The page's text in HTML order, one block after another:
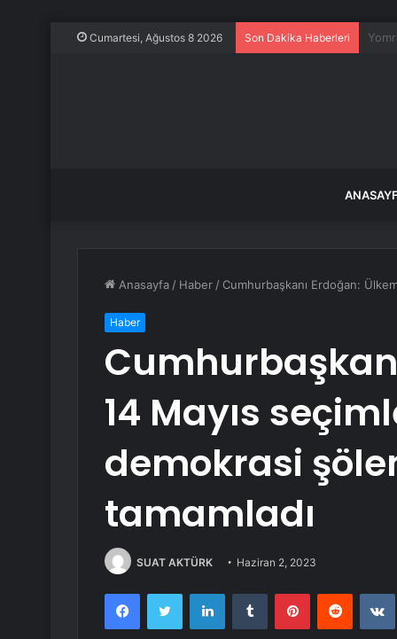
Cumartesi, Ağustos 8 2026 Son Dakika Haberleri
Anasayfa / Haber / Cumhurbaşkanı Erdoğan:
Haber
14 Mayıs
demokrasi
tamamladı
SUAT AKTÜRK Haziran 2, 2023
FacebookTwitter LinkedInTumblr PinterestReddit